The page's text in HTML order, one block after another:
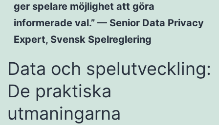
ger spelare möjlighet att göra
informerade val.” — Senior Data Privacy
Expert, Svensk Spelreglering
Data och spelutveckling:
De praktiska
utmaningarna